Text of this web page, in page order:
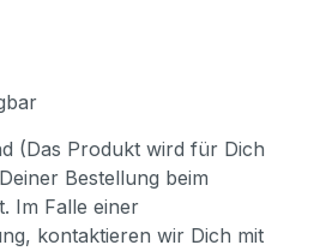
(Das Produkt wird für Dich
Bestellung beim
Im Falle einer
kontaktieren wir Dich mit